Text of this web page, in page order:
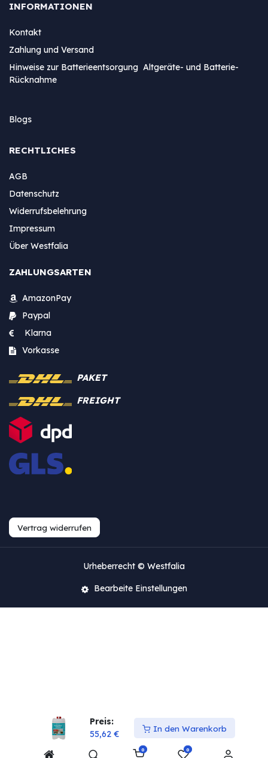
Preis:
55,62 €
In den Warenkorb
0 0
INFORMATIONEN
Kontakt
Zahlung und Versand
Hinweise zur Batterieentsorgung Altgeräte- und Batterie-
Rücknahme
Blogs
RECHTLICHES
AGB
Datenschutz
Widerrufsbelehrung
Impressum
Über Westfalia
ZAHLUNGSARTEN
AmazonPay
Paypal
Klarna
Vorkasse
PAKET
FREIGHT
Vertrag widerrufen
Urheberrecht © Westfalia
Bearbeite Einstellungen